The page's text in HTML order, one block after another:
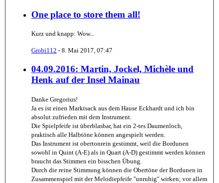
One place to store them all!
Kurz und knapp: Wow...
Grobi112 - 8. Mai 2017, 07:47
04.09.2016: Martin, Jockel, Michèle und
Henk auf der Insel Mainau
Danke Gregorius!
Ja es ist einen Marktsack aus dem Hause Eckhardt und ich bin
absolut zufrieden mit dem Instrument.
Die Spielpfeife ist überblasbar, hat ein 2-tes Daumenloch,
praktisch alle Halbtöne können angespielt werden.
Das Instrument ist obertonrein gestimmt, weil die Bordunen
sowohl in Quint (A-E) als in Quart (A-D) gestimmt werden können
braucht das Stimmen ein bisschen Übung.
Durch die reine Stimmung können die Obertöne der Bordunen in
Zusammenspiel mit der Melodiepfeife "unruhig" wirken; vor allem